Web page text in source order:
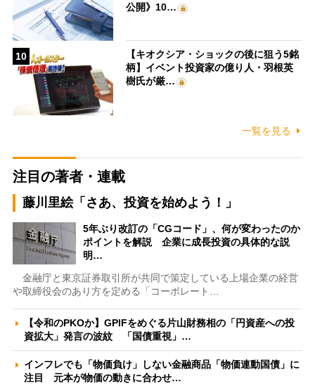
公開》10…
10
【キオクシア・ショックの後に狙う5銘
柄】イベント投資家の億り人・羽根英
樹氏が厳…
一覧を見る
注目の著者・連載
藤川里絵「さあ、投資を始めよう！」
5年ぶり改訂の「CGコード」、何が変わったのか
ポイントを解説 企業に成長投資の具体的な説
明…
金融庁と東京証券取引所が共同で策定している上場企業の経営
や取締役会のあり方を定める「コーポレート…
【令和のPKOか】GPIFをめぐる片山財務相の「円資産への投
資拡大」発言の波紋 「国債重視」…
インフレでも「物価負け」しない金融商品「物価連動国債」に
注目 元本が物価の動きに合わせ…